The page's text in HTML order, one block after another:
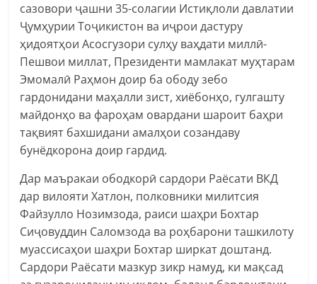
сазовори ҷашни 35-солагии Истиқлоли давлатии
Ҷумҳурии Тоҷикистон ва иҷрои дастуру
ҳидоятҳои Асосгузори сулҳу ваҳдати миллӣ-
Пешвои миллат, Президенти мамлакат муҳтарам
Эмомалӣ Раҳмон доир ба ободу зебо
гардонидани маҳалли зист, хиёбонҳо, гулгашту
майдонҳо ва фароҳам овардани шароит баҳри
тақвият бахшидани амалҳои созандаву
бунёдкорона доир гардид.
Дар маъракаи ободкорӣ сардори Раёсати ВКД
дар вилояти Хатлон, полковники милитсия
Файзулло Нозимзода, раиси шаҳри Бохтар
Сиҷовуддин Саломзода ва роҳбарони ташкилоту
муассисаҳои шаҳри Бохтар ширкат доштанд.
Сардори Раёсати мазкур зикр намуд, ки мақсад